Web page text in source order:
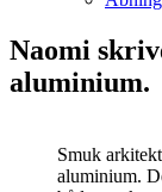
Naomi
aluminium.
Smuk
aluminium.